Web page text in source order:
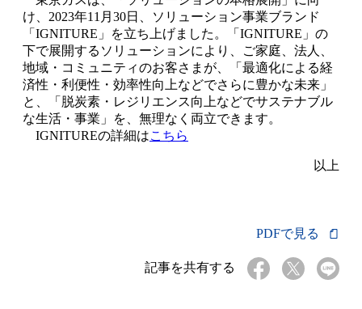
け、2023年11月30日、ソリューション事業ブランド
「IGNITURE」を立ち上げました。「IGNITURE」の
下で展開するソリューションにより、ご家庭、法人、
地域・コミュニティのお客さまが、「最適化による経
済性・利便性・効率性向上などでさらに豊かな未来」
と、「脱炭素・レジリエンス向上などでサステナブル
な生活・事業」を、無理なく両立できます。
IGNITUREの詳細はこちら
以上
PDFで見る
記事を共有する